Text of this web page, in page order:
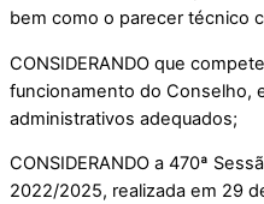
bem como o parecer técnico
CONSIDERANDO que
funcionamento do Conselho,
administrativos adequados;
CONSIDERANDO a 470ª
2022/2025, realizada em 29